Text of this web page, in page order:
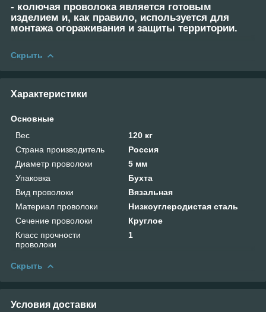
- колючая проволокаявляется готовым
изделием и, как правило, используется для
монтажа огораживания и защиты территории.
Скрыть
Характеристики
Основные
Вес
120 кг
Страна производитель
Россия
Диаметр проволоки
5 мм
Упаковка
Бухта
Вид проволоки
Вязальная
Материал проволоки
Низкоуглеродистая сталь
Сечение проволоки
Круглое
Класс прочности
проволоки
1
Скрыть
Условия доставки